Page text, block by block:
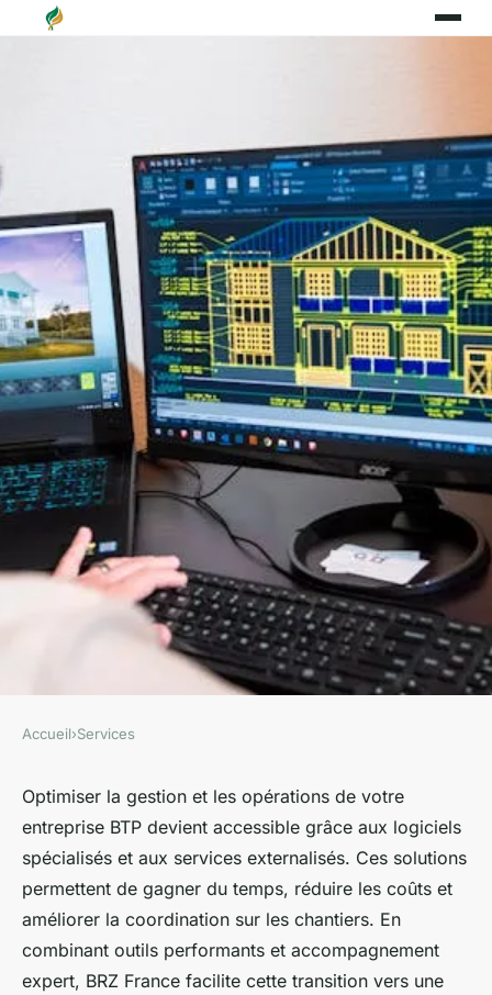
Logiciels et services
externalisés : optimisez votre
BTP demain
Yanis•16 juin 2025•5 min de lecture
Accueil›Services
Optimiser la gestion et les opérations de votre
entreprise BTP devient accessible grâce aux logiciels
spécialisés et aux services externalisés. Ces solutions
permettent de gagner du temps, réduire les coûts et
améliorer la coordination sur les chantiers. En
combinant outils performants et accompagnement
expert, BRZ France facilite cette transition vers une